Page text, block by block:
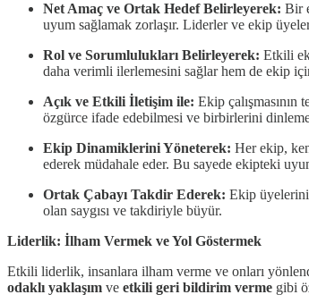
Net Amaç ve Ortak Hedef Belirleyerek: Bir
uyum sağlamak zorlaşır. Liderler ve ekip
Rol ve Sorumlulukları Belirleyerek: Etkili
daha verimli ilerlemesini sağlar hem de ekip
Açık ve Etkili İletişim ile: Ekip
özgürce ifade edebilmesi ve birbirlerini
Ekip Dinamiklerini Yöneterek: Her ekip,
ederek müdahale eder. Bu sayede ekipteki
Ortak Çabayı Takdir Ederek: Ekip
olan saygısı ve takdiriyle büyür.
Liderlik: İlham Vermek ve Yol Göstermek
Etkili liderlik, insanlara ilham verme ve onları
odaklı yaklaşım ve etkili geri bildirim verme gibi